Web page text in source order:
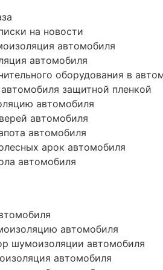
на новости
автомобиля
автомобиля
оборудования в
защитной пленкой
автомобиля
автомобиля
автомобиля
арок автомобиля
автомобиля
автомобиля
шумоизоляции автомобиля
автомобиля